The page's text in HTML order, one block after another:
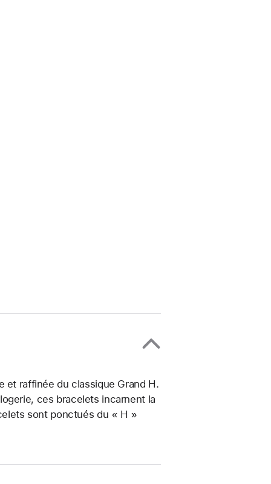
et raffinée du classique Grand H.
ces bracelets incarnent la
sont ponctués du « H »